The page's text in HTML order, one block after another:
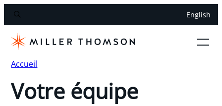
English
Accueil
Votre équipe